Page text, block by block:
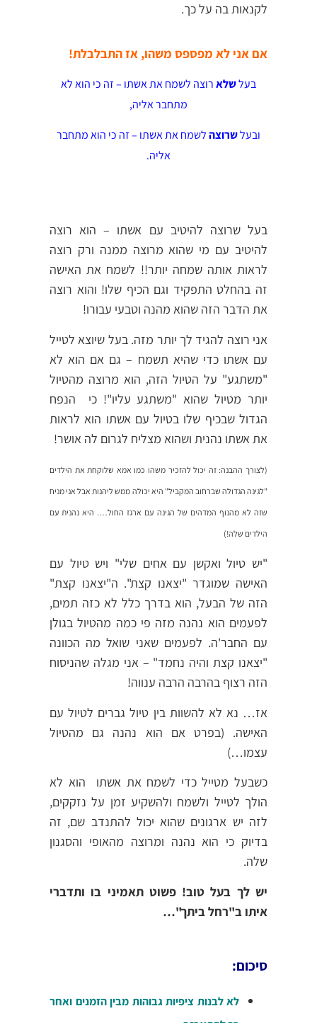
לקנאות בה על כך.
אם אני לא מפספס משהו, אז התבלבלת!
בעלשלארוצה לשמח את אשתו – זה כי הוא לא
מתחבר אליה,
ובעלשרוצהלשמח את אשתו – זה כי הוא מתחבר
אליה.
בעל שרוצה להיטיב עם אשתו – הוא רוצה
להיטיב עם מי שהוא מרוצה ממנה ורק רוצה
לראות אותה שמחה יותר!! לשמח את האישה
זה בהחלט התפקיד וגם הכיף שלו! והוא רוצה
את הדבר הזה שהוא מהנה וטבעי עבורו!
אני רוצה להגיד לך יותר מזה. בעל שיוצא לטייל
עם אשתו כדי שהיא תשמח – גם אם הוא לא
"משתגע" על הטיול הזה, הוא מרוצה מהטיול
יותר מטיול שהוא "משתגע עליו"! כי הנפח
הגדול שבכיף שלו בטיול עם אשתו הוא לראות
את אשתו נהנית ושהוא מצליח לגרום לה אושר!
(לצורך ההבנה: זה יכול להזכיר משהו כמו אמא שלוקחת את הילדים
"לגינה הגדולה שברחוב המקביל" היא יכולה ממש ליהנות אבל אני מניח
שזה לא מהנוף המדהים של הגינה עם ארגז החול…. היא נהנית עם
הילדים שלה!)
"יש טיול ואקשן עם אחים שלי" ויש טיול עם
האישה שמוגדר "יצאנו קצת". ה"יצאנו קצת"
הזה של הבעל, הוא בדרך כלל לא כזה תמים,
לפעמים הוא נהנה מזה פי כמה מהטיול בגולן
עם החבר'ה. לפעמים שאני שואל מה הכוונה
"יצאנו קצת והיה נחמד" – אני מגלה שהניסוח
הזה רצוף בהרבה הרבה ענווה!
אז… נא לא להשוות בין טיול גברים לטיול עם
האישה. (בפרט אם הוא נהנה גם מהטיול
עצמו…)
כשבעל מטייל כדי לשמח את אשתו הוא לא
הולך לטייל ולשמח ולהשקיע זמן על נזקקים,
לזה יש ארגונים שהוא יכול להתנדב שם, זה
בדיוק כי הוא נהנה ומרוצה מהאופי והסגנון
שלה.
יש לך בעל טוב! פשוט תאמיני בו ותדברי
איתו ב"רחל ביתך"…
סיכום:
לא לבנות ציפיות גבוהות מבין הזמנים ואחר